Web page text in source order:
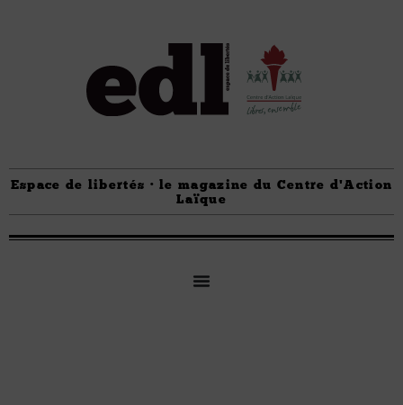
Espace de libertés · le magazine du Centre d'Action
Laïque